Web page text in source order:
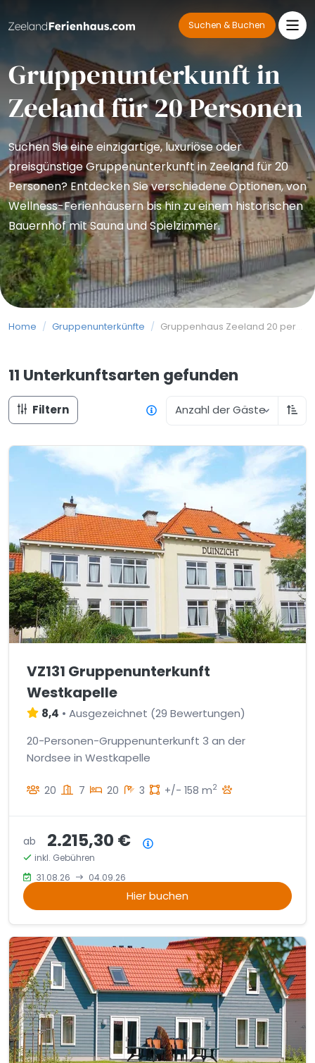
Suchen & Buchen
Gruppenunterkunft in
Zeeland für 20 Personen
Suchen Sie eine einzigartige, luxuriöse oder
preisgünstige Gruppenunterkunft in Zeeland für 20
Personen? Entdecken Sie verschiedene Optionen, von
Wellness-Ferienhäusern bis hin zu einem historischen
Bauernhof mit Sauna und Spielzimmer.
Home / Gruppenunterkünfte / Gruppenhaus Zeeland 20 personen
11 Unterkunftsarten gefunden
Filtern Anzahl der Gäste
VZ131 Gruppenunterkunft
Westkapelle
8,4 • Ausgezeichnet (29 Bewertungen)
20-Personen-Gruppenunterkunft 3 an der
Nordsee in Westkapelle
20 7 20 3 +/- 158 m2
ab 2.215,30 €
inkl. Gebühren
31.08.26
04.09.26
Hier buchen